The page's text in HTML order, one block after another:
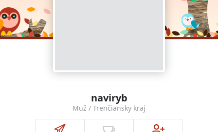
naviryb
Muž / Trenčiansky kraj